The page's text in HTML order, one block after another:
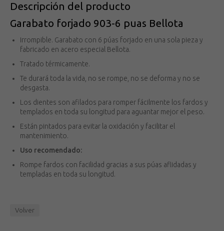
Descripción del producto
Garabato forjado 903-6 puas Bellota
Irrompible. Garabato con 6 púas forjado en una sola pieza y
fabricado en acero especial Bellota.
Tratado térmicamente.
Te durará toda la vida, no se rompe, no se deforma y no se
desgasta.
Los dientes son afilados para romper fácilmente los fardos y
templados en toda su longitud para aguantar mejor el peso.
Están pintados para evitar la oxidación y facilitar el
mantenimiento.
Uso recomendado:
Rompe fardos con facilidad gracias a sus púas aflidadas y
templadas en toda su longitud.
Volver